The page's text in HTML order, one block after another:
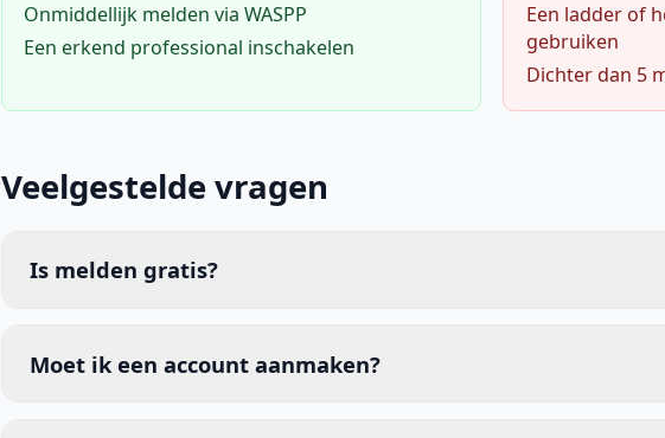
Onmiddellijk melden via WASPP
Een erkend professional inschakelen
Een ladder of
gebruiken
Dichter dan 5
Veelgestelde vragen
Is melden gratis?
Moet ik een account aanmaken?